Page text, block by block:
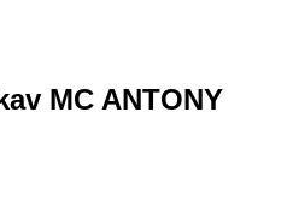
MC ANTONY